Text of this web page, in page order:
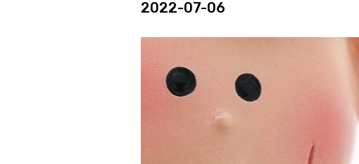
2022-07-06